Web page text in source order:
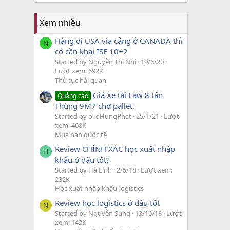
Xem nhiều
N
Hàng đi USA via cảng ở CANADA thì
có cần khai ISF 10+2
Started by Nguyễn Thị Nhi 19/6/20
Lượt xem: 692K
Thủ tục hải quan
Quảng cáo Giá Xe tải Faw 8 tấn
Thùng 9M7 chở pallet.
Started by oToHungPhat 25/1/21
Lượt
xem: 468K
Mua bán quốc tế
H
Review CHÍNH XÁC học xuất nhập
khẩu ở đâu tốt?
Started by Hà Linh 2/5/18 Lượt xem:
232K
Học xuất nhập khẩu-logistics
N Review học logistics ở đâu tốt
Started by Nguyễn Sung 13/10/18 Lượt
xem: 142K